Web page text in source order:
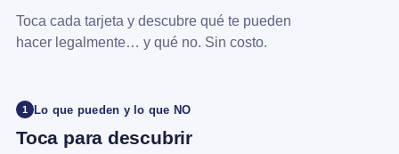
Toca cada tarjeta y descubre qué te pueden
hacer legalmente… y qué no. Sin costo.
1 Lo que pueden y lo que NO
Toca para descubrir